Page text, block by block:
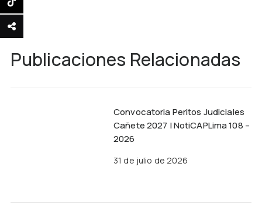
Publicaciones Relacionadas
Convocatoria Peritos Judiciales
Cañete 2027 | NotiCAPLima 108 –
2026
31 de julio de 2026